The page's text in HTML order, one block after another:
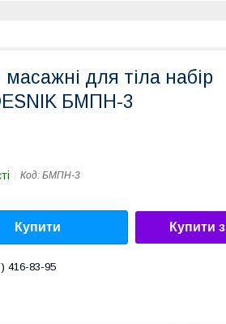
масажні для тіла набір
БМПН-3
Код: БМПН-3
Купити Купити з
416-83-95